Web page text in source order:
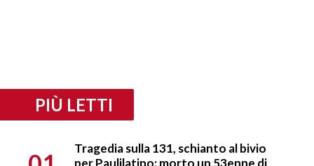
PIÙ LETTI
Tragedia sulla 131, schianto al bivio
per Paulilatino: morto un 53enne di